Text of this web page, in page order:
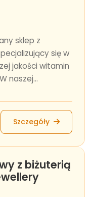
sklep z
się w
jakości witamin
naszej...
Szczegóły
z biżuterią